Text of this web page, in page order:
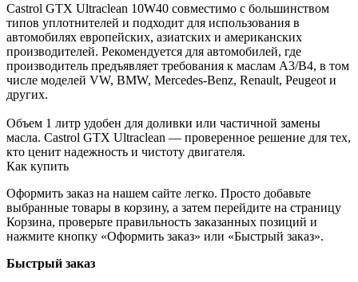
Castrol GTX Ultraclean 10W40 совместимо с большинством
типов уплотнителей и подходит для использования в
автомобилях европейских, азиатских и американских
производителей. Рекомендуется для автомобилей, где
производитель предъявляет требования к маслам A3/B4, в том
числе моделей VW, BMW, Mercedes-Benz, Renault, Peugeot и
других.
Объем 1 литр удобен для доливки или частичной замены
масла. Castrol GTX Ultraclean — проверенное решение для тех,
кто ценит надежность и чистоту двигателя.
Как купить
Оформить заказ на нашем сайте легко. Просто добавьте
выбранные товары в корзину, а затем перейдите на страницу
Корзина, проверьте правильность заказанных позиций и
нажмите кнопку «Оформить заказ» или «Быстрый заказ».
Быстрый заказ